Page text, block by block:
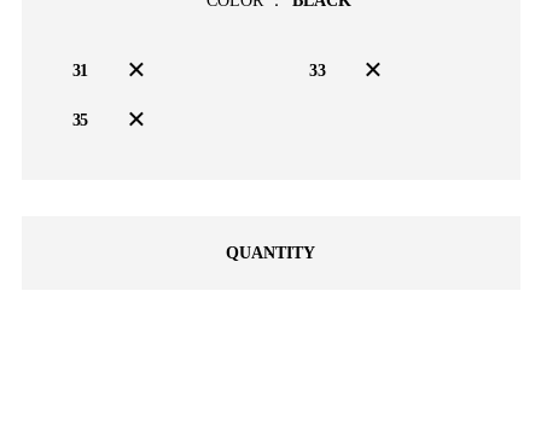
31 × 33 ×
35 ×
QUANTITY
-